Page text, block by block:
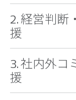
2. 経営判断
援
3. 社内外コ
援